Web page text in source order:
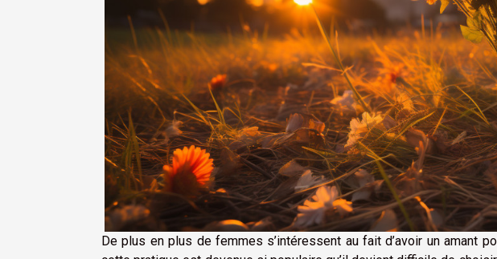
De plus en plus de femmes s’intéressent au fait d’avoir un amant